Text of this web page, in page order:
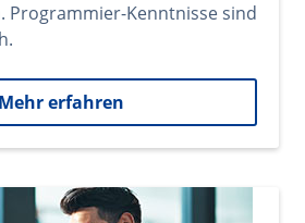
Programmier-Kenntnisse sind
Mehr erfahren